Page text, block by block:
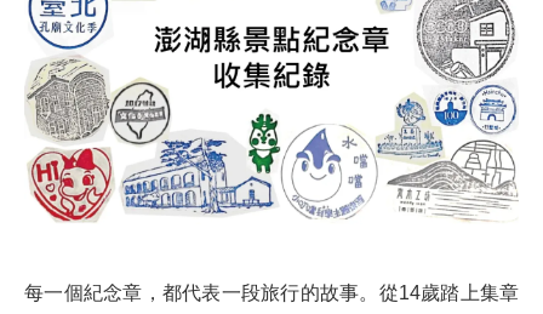
每一個紀念章，都代表一段旅行的故事。從14歲踏上集章